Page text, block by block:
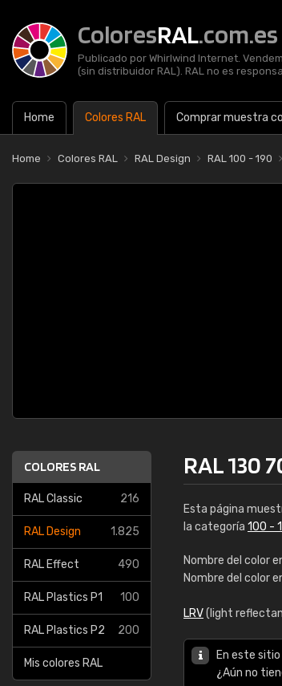
ColoresRAL.com.es
Publicado por Whirlwind Internet.
(sin distribuidor RAL). RAL no es
Home Colores RAL Comprar muestra
Home Colores RAL RAL Design RAL 100 - 190
COLORES RAL
RAL Classic 216
RAL Design 1.825
RAL Effect 490
RAL Plastics P1 100
RAL Plastics P2 200
Mis colores RAL
RAL 130
Esta página
la categoría 100 -
Nombre del color
Nombre del color
LRV(light
En este
¿Aún no